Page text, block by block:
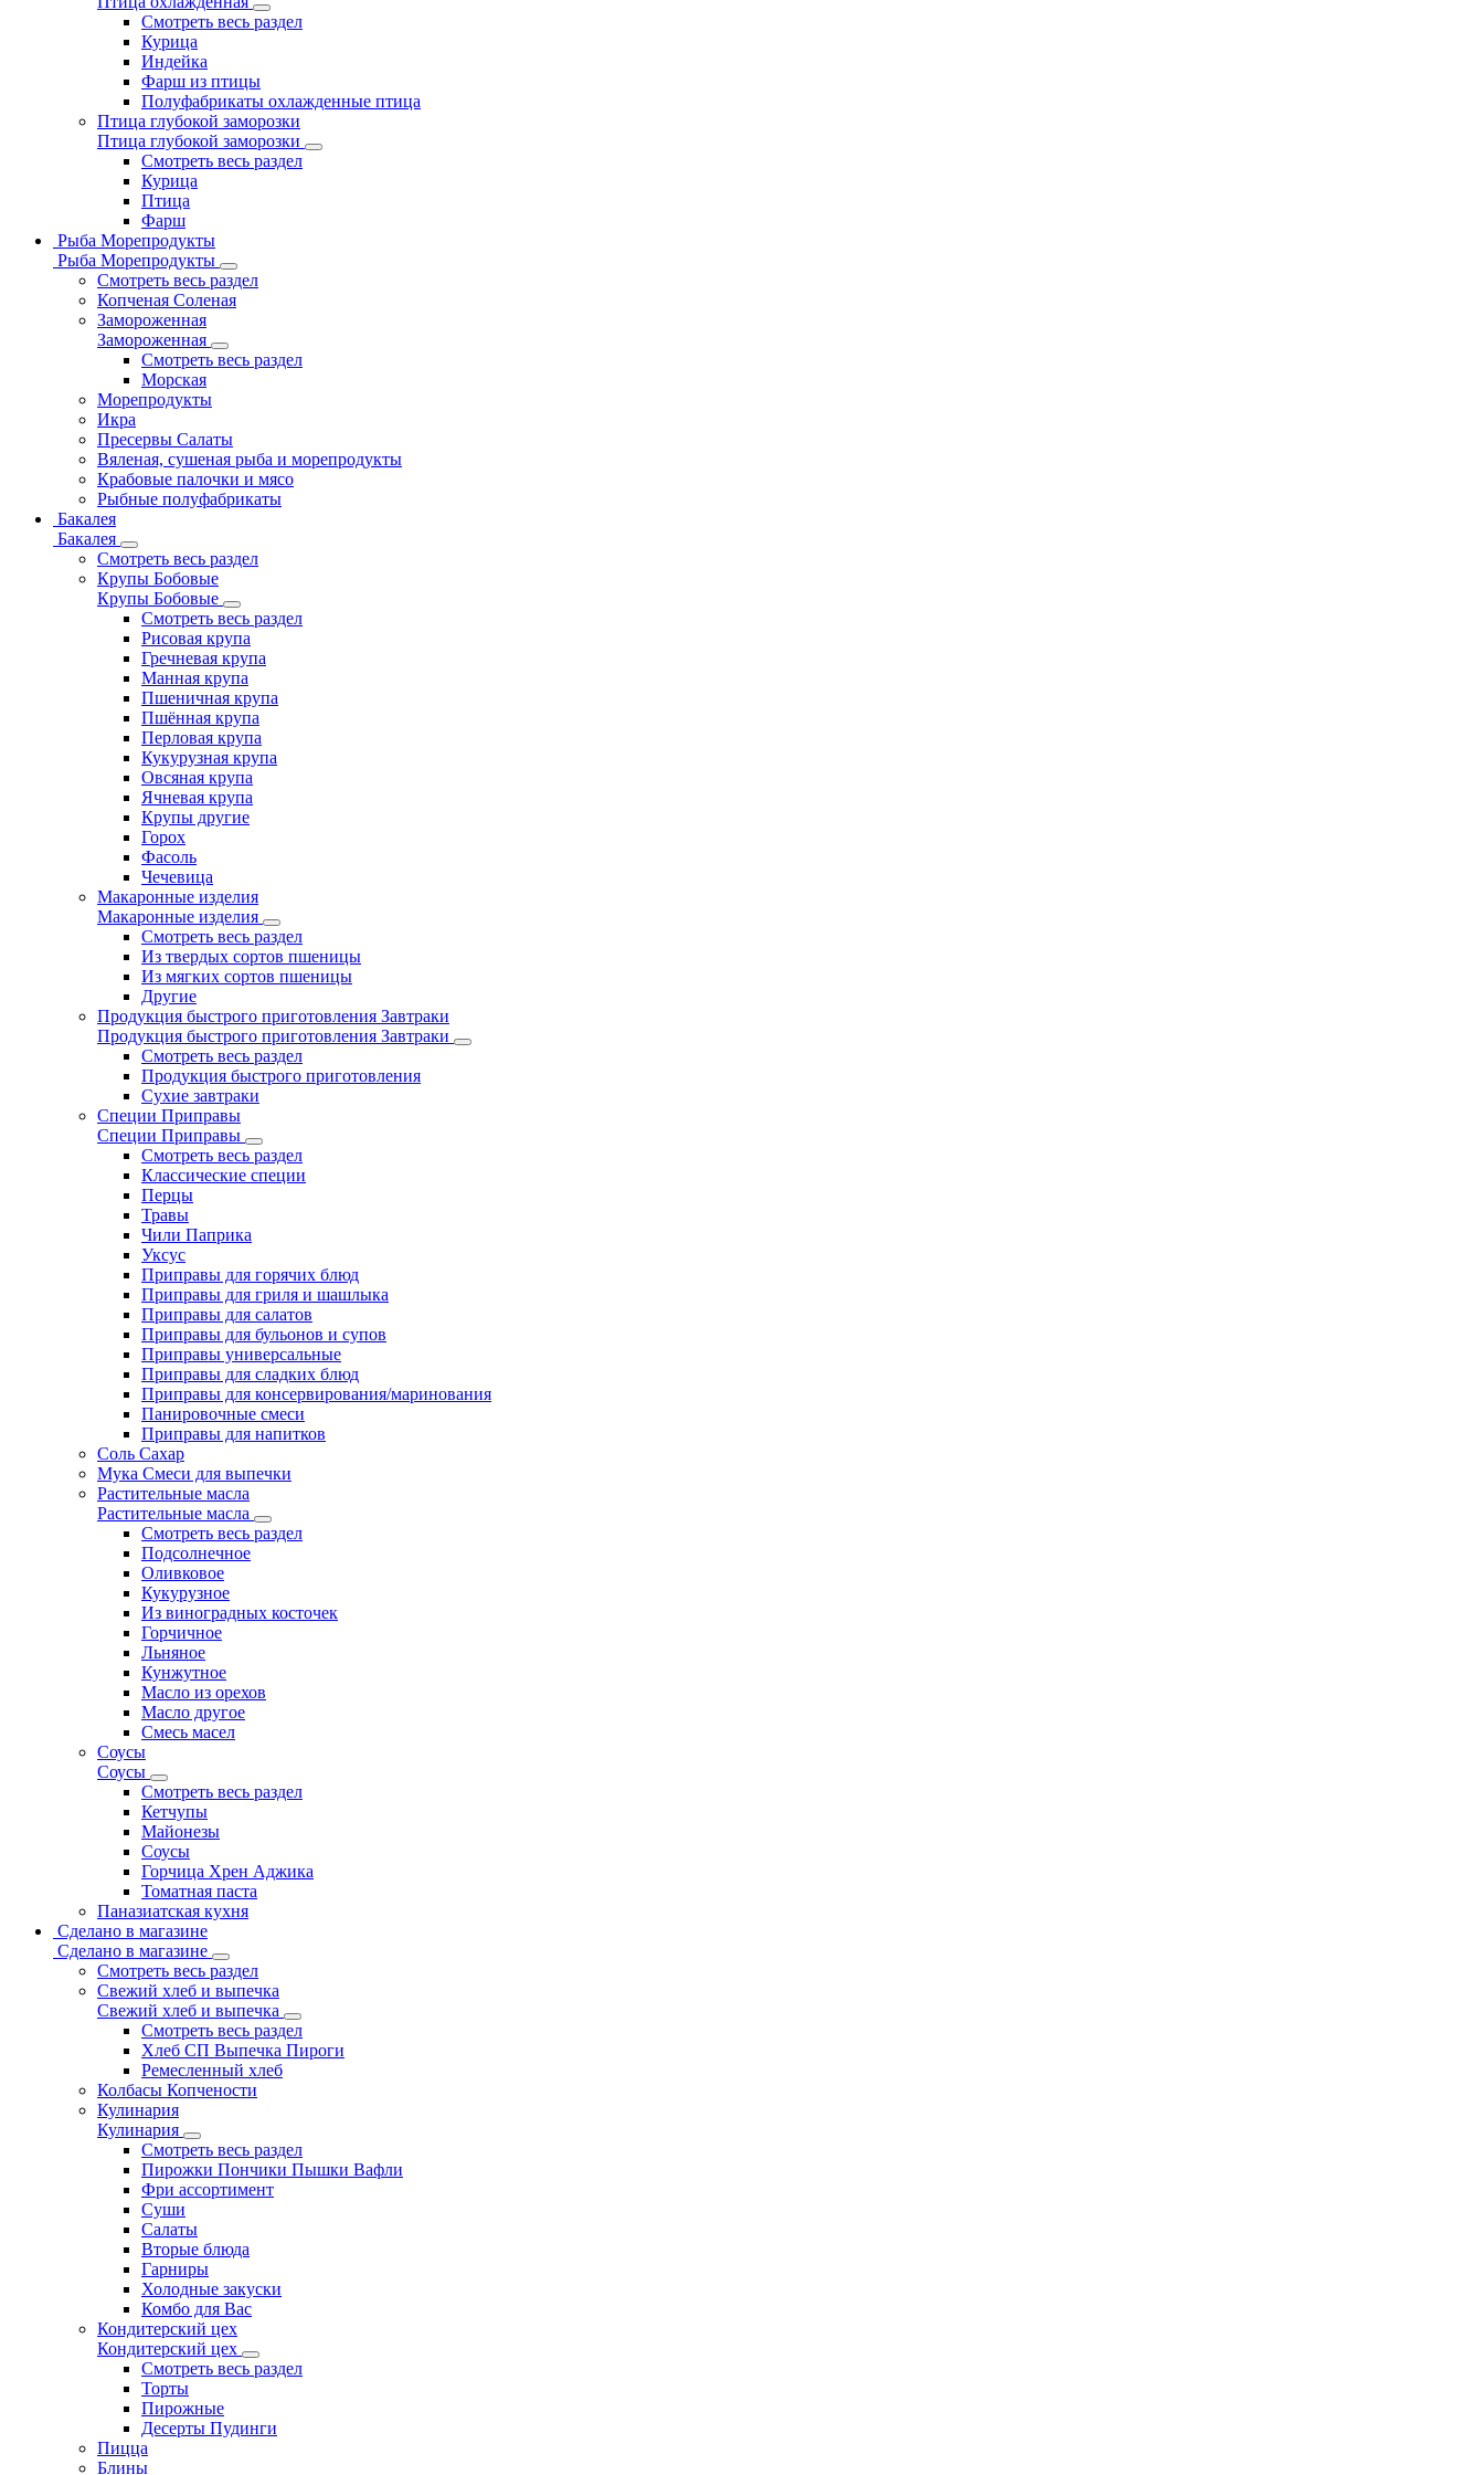
Смотреть весь раздел
Курица
Индейка
Фарш из птицы
Полуфабрикаты охлажденные птица
Птица глубокой заморозки
Птица глубокой заморозки
Смотреть весь раздел
Курица
Птица
Фарш
Рыба Морепродукты
Рыба Морепродукты
Смотреть весь раздел
Копченая Соленая
Замороженная
Замороженная
Смотреть весь раздел
Морская
Морепродукты
Икра
Пресервы Салаты
Вяленая, сушеная рыба и морепродукты
Крабовые палочки и мясо
Рыбные полуфабрикаты
Бакалея
Бакалея
Смотреть весь раздел
Крупы Бобовые
Крупы Бобовые
Смотреть весь раздел
Рисовая крупа
Гречневая крупа
Манная крупа
Пшеничная крупа
Пшённая крупа
Перловая крупа
Кукурузная крупа
Овсяная крупа
Ячневая крупа
Крупы другие
Горох
Фасоль
Чечевица
Макаронные изделия
Макаронные изделия
Смотреть весь раздел
Из твердых сортов пшеницы
Из мягких сортов пшеницы
Другие
Продукция быстрого приготовления Завтраки
Продукция быстрого приготовления Завтраки
Смотреть весь раздел
Продукция быстрого приготовления
Сухие завтраки
Специи Приправы
Специи Приправы
Смотреть весь раздел
Классические специи
Перцы
Травы
Чили Паприка
Уксус
Приправы для горячих блюд
Приправы для гриля и шашлыка
Приправы для салатов
Приправы для бульонов и супов
Приправы универсальные
Приправы для сладких блюд
Приправы для консервирования/маринования
Панировочные смеси
Приправы для напитков
Соль Сахар
Мука Смеси для выпечки
Растительные масла
Растительные масла
Смотреть весь раздел
Подсолнечное
Оливковое
Кукурузное
Из виноградных косточек
Горчичное
Льняное
Кунжутное
Масло из орехов
Масло другое
Смесь масел
Соусы
Соусы
Смотреть весь раздел
Кетчупы
Майонезы
Соусы
Горчица Хрен Аджика
Томатная паста
Паназиатская кухня
Сделано в магазине
Сделано в магазине
Смотреть весь раздел
Свежий хлеб и выпечка
Свежий хлеб и выпечка
Смотреть весь раздел
Хлеб СП Выпечка Пироги
Ремесленный хлеб
Колбасы Копчености
Кулинария
Кулинария
Смотреть весь раздел
Пирожки Пончики Пышки Вафли
Фри ассортимент
Суши
Салаты
Вторые блюда
Гарниры
Холодные закуски
Комбо для Вас
Кондитерский цех
Кондитерский цех
Смотреть весь раздел
Торты
Пирожные
Десерты Пудинги
Пицца
Блины